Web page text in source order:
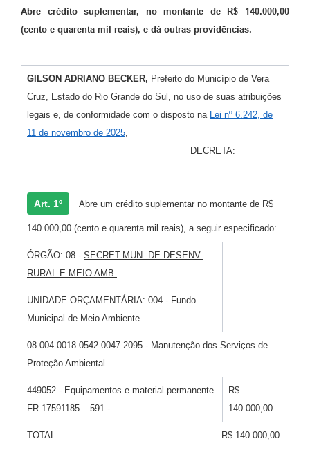
Abre crédito suplementar, no montante de R$ 140.000,00
(cento e quarenta mil reais), e dá outras providências.
GILSON ADRIANO BECKER, Prefeito do Município de Vera
Cruz, Estado do Rio Grande do Sul, no uso de suas atribuições
legais e, de conformidade com o disposto na
Lei nº 6.242, de
11 de novembro de 2025
DECRETA:
Art. 1º Abre um crédito suplementar no montante de R$
140.000,00 (cento e quarenta mil reais), a seguir especificado:
ÓRGÃO: 08 - SECRET.MUN. DE DESENV.
RURAL E MEIO AMB.
UNIDADE ORÇAMENTÁRIA: 004 - Fundo
Municipal de Meio Ambiente
08.004.0018.0542.0047.2095 - Manutenção dos Serviços de
Proteção Ambiental
449052 - Equipamentos e material permanente
FR 17591185 – 591 -
R$
140.000,00
TOTAL........................................................... R$ 140.000,00